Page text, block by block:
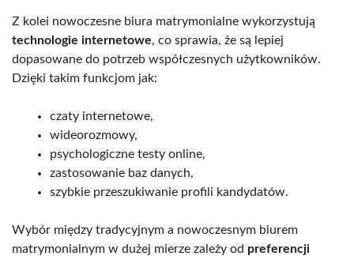
Z kolei nowoczesne biura matrymonialne wykorzystują
technologie internetowe, co sprawia, że są lepiej
dopasowane do potrzeb współczesnych użytkowników.
Dzięki takim funkcjom jak:
czaty internetowe,
wideorozmowy,
psychologiczne testy online,
zastosowanie baz danych,
szybkie przeszukiwanie profili kandydatów.
Wybór między tradycyjnym a nowoczesnym biurem
matrymonialnym w dużej mierze zależy od preferencji